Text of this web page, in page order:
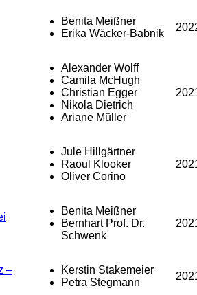
Benita Meißner
Erika Wäcker-Babnik
Alexander Wolff
Camila McHugh
Christian Egger
Nikola Dietrich
Ariane Müller
Jule Hillgärtner
Raoul Klooker
Oliver Corino
Benita Meißner
Bernhart Prof. Dr.
Schwenk
–
Kerstin Stakemeier
Petra Stegmann